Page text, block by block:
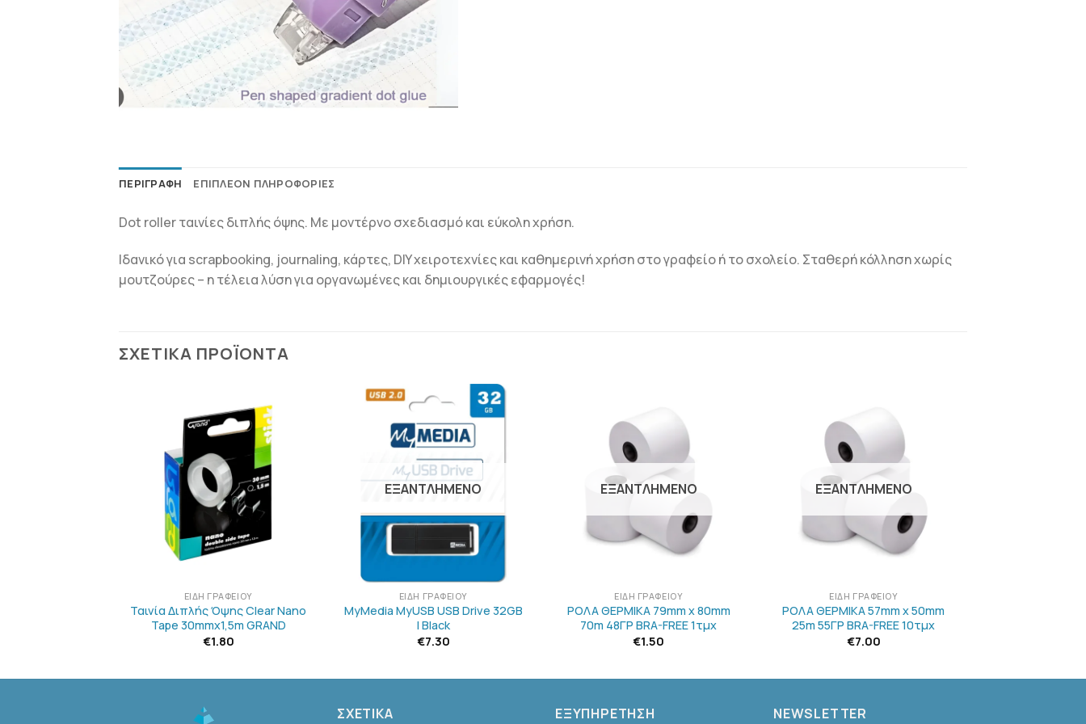
ΠΕΡΙΓΡΑΦΉ ΕΠΙΠΛΈΟΝ ΠΛΗΡΟΦΟΡΊΕΣ
Dot roller ταινίες διπλής όψης. Με μοντέρνο σχεδιασμό και εύκολη χρήση.
Ιδανικό για scrapbooking, journaling, κάρτες, DIY χειροτεχνίες και καθημερινή χρήση στο γραφείο ή το σχολείο. Σταθερή κόλληση χωρίς
μουτζούρες – η τέλεια λύση για οργανωμένες και δημιουργικές εφαρμογές!
ΣΧΕΤΙΚΆ ΠΡΟΪΌΝΤΑ
ΠΡΟΣΘΉΚΗ
ΣΤΗΝ
ΛΊΣΤΑ
ΕΠΙΘΥΜΙΏΝ
ΕΊΔΗ ΓΡΑΦΕΊΟΥ
Ταινία Διπλής Όψης Clear Nano
Tape 30mmx1,5m GRAND
€1.80
ΠΡΟΣΘΉΚΗ
ΕΠΙΘΥΜΙΏΝ
ΕΞΑΝΤΛΗΜΈΝΟ
ΕΊΔΗ ΓΡΑΦΕΊΟΥ
MyMedia MyUSB USB Drive 32GB
| Black
€7.30
ΠΡΟΣΘΉΚΗ
ΣΤΗΝ
ΛΊΣΤΑ
ΕΞΑΝΤΛΗΜΈΝΟ
ΕΊΔΗ ΓΡΑΦΕΊΟΥ
ΡΟΛΑ ΘΕΡΜΙΚΑ 79mm x 80mm
70m 48ΓΡ BRA-FREE 1τμχ
€1.50
ΠΡΟΣΘΉΚΗ
ΣΤΗΝ
ΛΊΣΤΑ
ΕΞΑΝΤΛΗΜΈΝΟ
ΕΊΔΗ ΓΡΑΦΕΊΟΥ
ΡΟΛΑ ΘΕΡΜΙΚΑ 57mm x 50mm
25m 55ΓΡ BRA-FREE 10τμχ
€7.00
ΣΧΕΤΙΚΑ ΕΞΥΠΗΡΕΤΗΣΗ NEWSLETTER